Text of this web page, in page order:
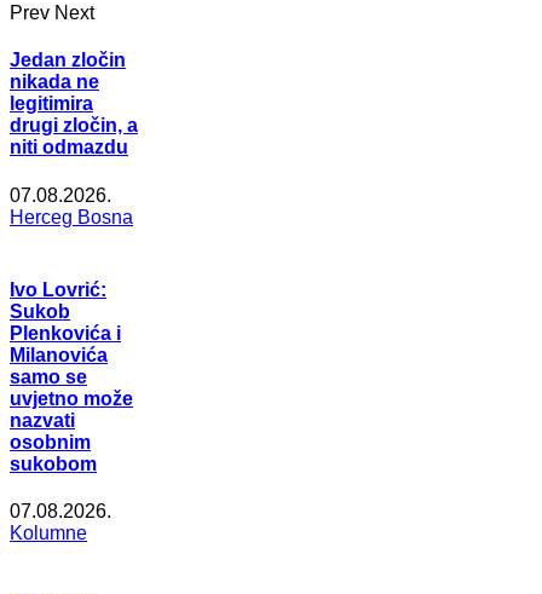
Prev Next
Jedan zločin
nikada ne
legitimira
drugi zločin, a
niti odmazdu
07.08.2026.
Herceg Bosna
Ivo Lovrić:
Sukob
Plenkovića i
Milanovića
samo se
uvjetno može
nazvati
osobnim
sukobom
07.08.2026.
Kolumne